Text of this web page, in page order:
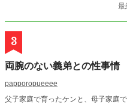
最
3
両腕のない義弟との性事情
papporopueeee
父子家庭で育ったケンと、母子家庭